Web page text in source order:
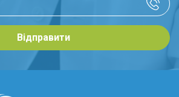
Відправити